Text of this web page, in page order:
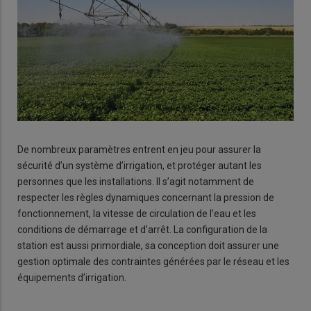
De nombreux paramètres entrent en jeu pour assurer la
sécurité d’un système d’irrigation, et protéger autant les
personnes que les installations. Il s’agit notamment de
respecter les règles dynamiques concernant la pression de
fonctionnement, la vitesse de circulation de l’eau et les
conditions de démarrage et d’arrêt. La configuration de la
station est aussi primordiale, sa conception doit assurer une
gestion optimale des contraintes générées par le réseau et les
équipements d’irrigation.